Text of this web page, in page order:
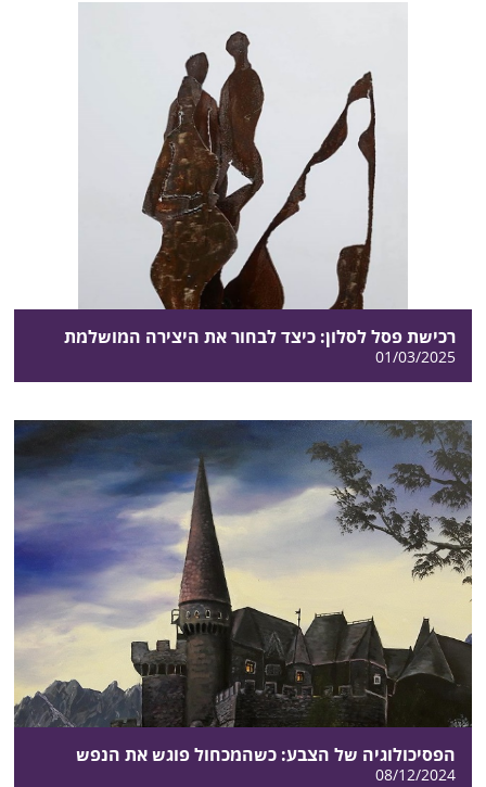
רכישת פסל לסלון: כיצד לבחור את היצירה המושלמת
01/03/2025
הפסיכולוגיה של הצבע: כשהמכחול פוגש את הנפש
08/12/2024